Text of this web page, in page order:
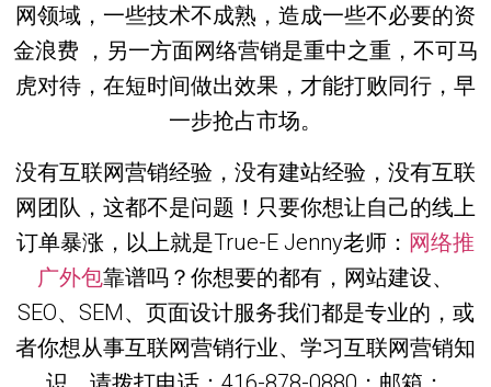
网领域，一些技术不成熟，造成一些不必要的资
金浪费 ，另一方面网络营销是重中之重，不可马
虎对待，在短时间做出效果，才能打败同行，早
一步抢占市场。
没有互联网营销经验，没有建站经验，没有互联
网团队，这都不是问题！只要你想让自己的线上
订单暴涨，以上就是True-E Jenny老师： 网络推
广外包靠谱吗？你想要的都有，网站建设、
SEO、SEM、页面设计服务我们都是专业的，或
者你想从事互联网营销行业、学习互联网营销知